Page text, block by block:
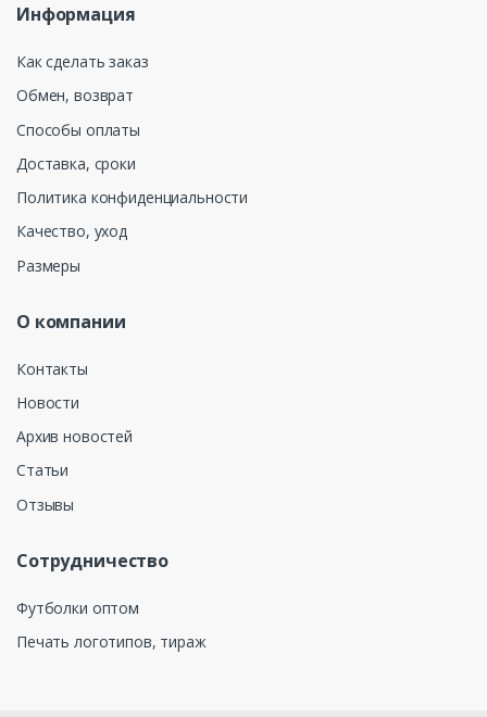
Информация
Как сделать заказ
Обмен, возврат
Способы оплаты
Доставка, сроки
Политика конфиденциальности
Качество, уход
Размеры
О компании
Контакты
Новости
Архив новостей
Статьи
Отзывы
Сотрудничество
Футболки оптом
Печать логотипов, тираж